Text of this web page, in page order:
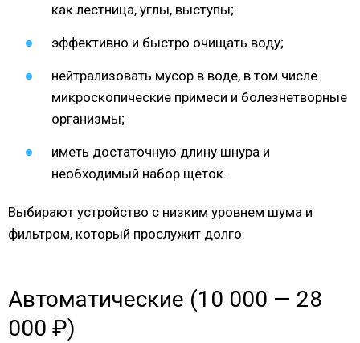
как лестница, углы, выступы;
эффективно и быстро очищать воду;
нейтрализовать мусор в воде, в том числе
микроскопические примеси и болезнетворные
организмы;
иметь достаточную длину шнура и
необходимый набор щеток.
Выбирают устройство с низким уровнем шума и
фильтром, который прослужит долго.
Автоматические (10 000 — 28
000 ₽)